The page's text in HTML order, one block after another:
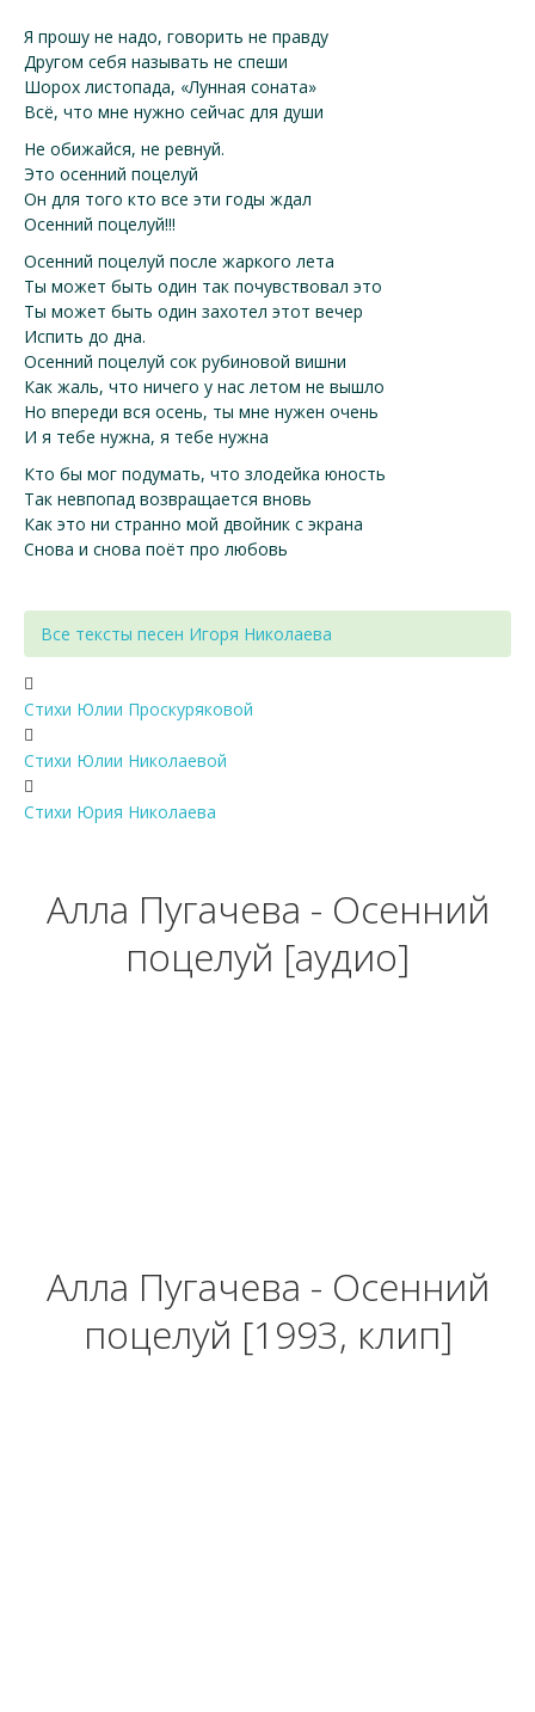
Я прошу не надо, говорить не правду
Другом себя называть не спеши
Шорох листопада, «Лунная соната»
Всё, что мне нужно сейчас для души
Не обижайся, не ревнуй.
Это осенний поцелуй
Он для того кто все эти годы ждал
Осенний поцелуй!!!
Осенний поцелуй после жаркого лета
Ты может быть один так почувствовал это
Ты может быть один захотел этот вечер
Испить до дна.
Осенний поцелуй сок рубиновой вишни
Как жаль, что ничего у нас летом не вышло
Но впереди вся осень, ты мне нужен очень
И я тебе нужна, я тебе нужна
Кто бы мог подумать, что злодейка юность
Так невпопад возвращается вновь
Как это ни странно мой двойник с экрана
Снова и снова поёт про любовь
Все тексты песен Игоря Николаева
Стихи Юлии Проскуряковой
Стихи Юлии Николаевой
Стихи Юрия Николаева
Алла Пугачева - Осенний
поцелуй [аудио]
Алла Пугачева - Осенний
поцелуй [1993, клип]